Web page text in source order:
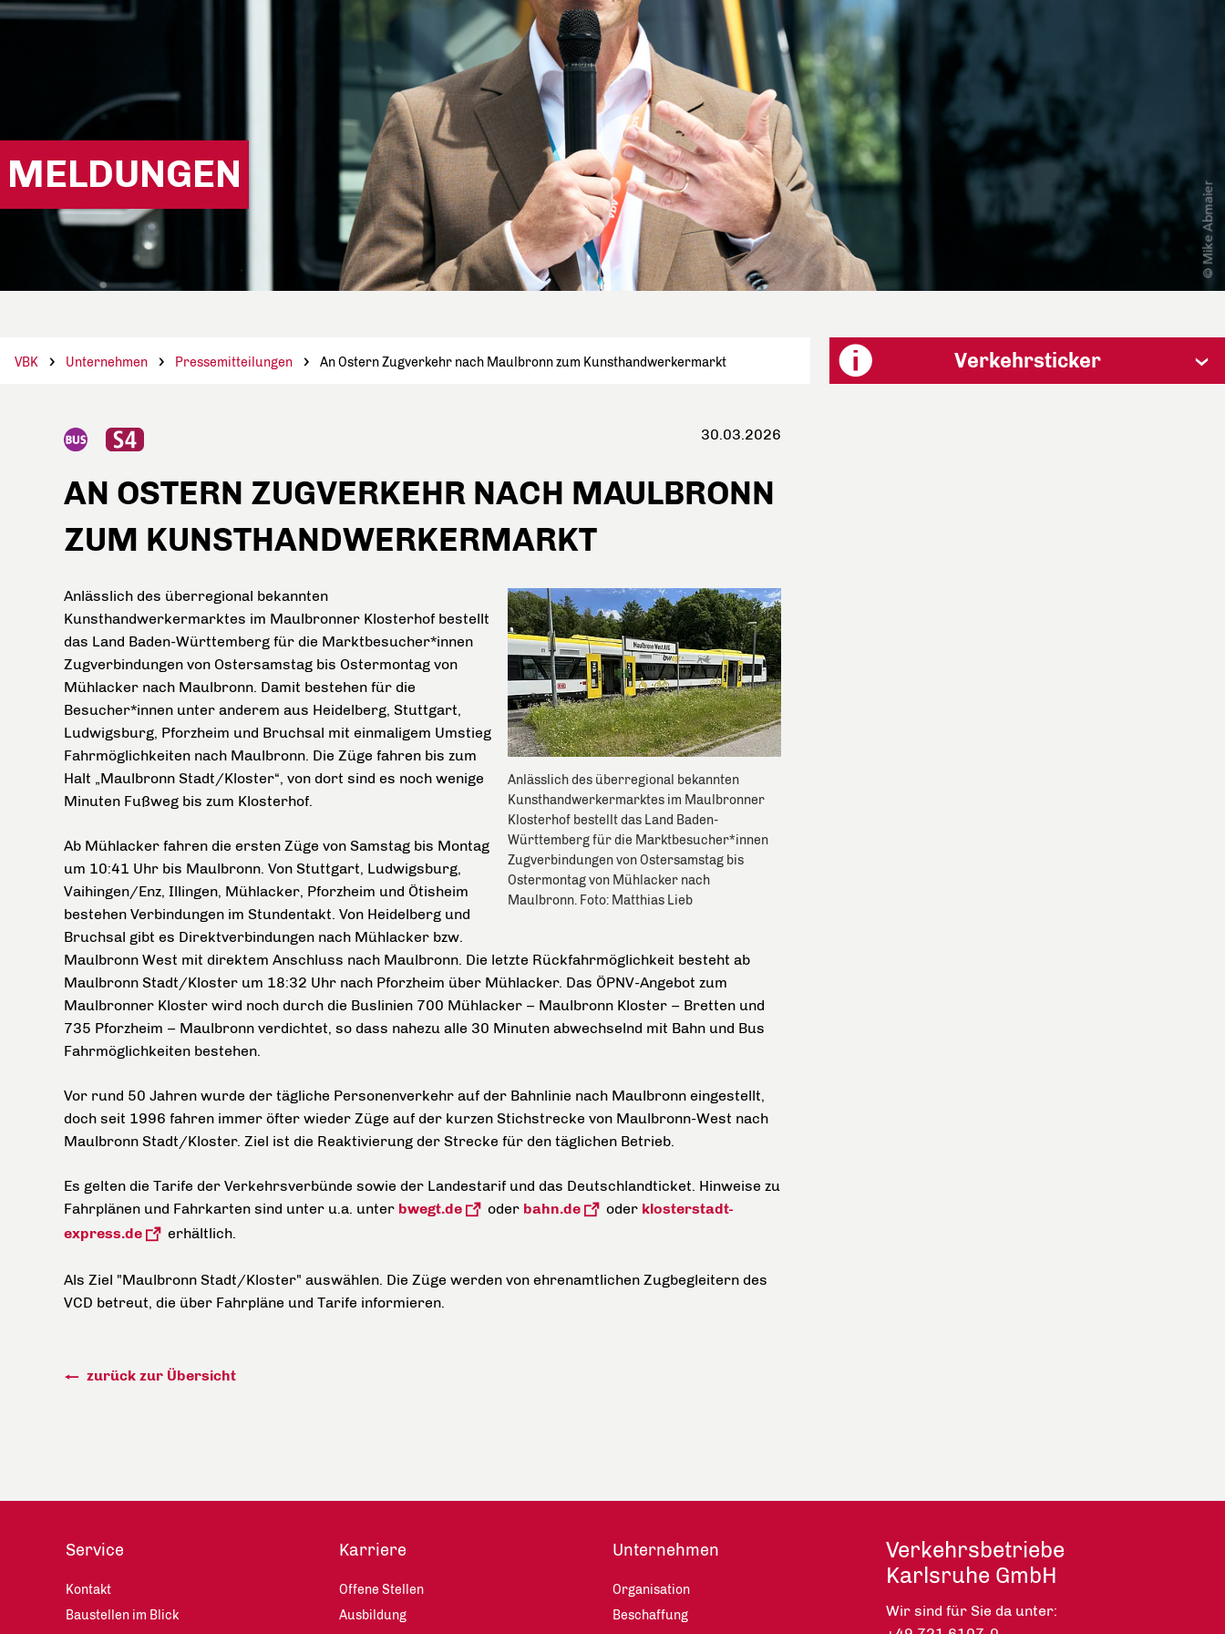
MELDUNGEN
VBK Unternehmen Pressemitteilungen An Ostern Zugverkehr nach Maulbronn zum Kunsthandwerkermarkt
30.03.2026
AN OSTERN ZUGVERKEHR NACH MAULBRONN
ZUM KUNSTHANDWERKERMARKT
Anlässlich des überregional bekannten
Kunsthandwerkermarktes im Maulbronner
Klosterhof bestellt das Land Baden-
Württemberg für die Marktbesucher*innen
Zugverbindungen von Ostersamstag bis
Ostermontag von Mühlacker nach
Maulbronn. Foto: Matthias Lieb
Anlässlich des überregional bekannten
Kunsthandwerkermarktes im Maulbronner Klosterhof bestellt
das Land Baden-Württemberg für die Marktbesucher*innen
Zugverbindungen von Ostersamstag bis Ostermontag von
Mühlacker nach Maulbronn. Damit bestehen für die
Besucher*innen unter anderem aus Heidelberg, Stuttgart,
Ludwigsburg, Pforzheim und Bruchsal mit einmaligem Umstieg
Fahrmöglichkeiten nach Maulbronn. Die Züge fahren bis zum
Halt „Maulbronn Stadt/Kloster“, von dort sind es noch wenige
Minuten Fußweg bis zum Klosterhof.
Ab Mühlacker fahren die ersten Züge von Samstag bis Montag
um 10:41 Uhr bis Maulbronn. Von Stuttgart, Ludwigsburg,
Vaihingen/Enz, Illingen, Mühlacker, Pforzheim und Ötisheim
bestehen Verbindungen im Stundentakt. Von Heidelberg und
Bruchsal gibt es Direktverbindungen nach Mühlacker bzw.
Maulbronn West mit direktem Anschluss nach Maulbronn. Die letzte Rückfahrmöglichkeit besteht ab
Maulbronn Stadt/Kloster um 18:32 Uhr nach Pforzheim über Mühlacker. Das ÖPNV-Angebot zum
Maulbronner Kloster wird noch durch die Buslinien 700 Mühlacker – Maulbronn Kloster – Bretten und
735 Pforzheim – Maulbronn verdichtet, so dass nahezu alle 30 Minuten abwechselnd mit Bahn und Bus
Fahrmöglichkeiten bestehen.
Vor rund 50 Jahren wurde der tägliche Personenverkehr auf der Bahnlinie nach Maulbronn eingestellt,
doch seit 1996 fahren immer öfter wieder Züge auf der kurzen Stichstrecke von Maulbronn-West nach
Maulbronn Stadt/Kloster. Ziel ist die Reaktivierung der Strecke für den täglichen Betrieb.
Es gelten die Tarife der Verkehrsverbünde sowie der Landestarif und das Deutschlandticket. Hinweise zu
Fahrplänen und Fahrkarten sind unter u.a. unter bwegt.de oder bahn.de oder klosterstadt-
express.de
erhältlich.
Als Ziel "Maulbronn Stadt/Kloster" auswählen. Die Züge werden von ehrenamtlichen Zugbegleitern des
VCD betreut, die über Fahrpläne und Tarife informieren.
zurück zur Übersicht
Verkehrsticker
Service
Kontakt
Baustellen im Blick
Karriere
Offene Stellen
Ausbildung
Unternehmen
Organisation
Beschaffung
Verkehrsbetriebe
Karlsruhe GmbH
Wir sind für Sie da unter: